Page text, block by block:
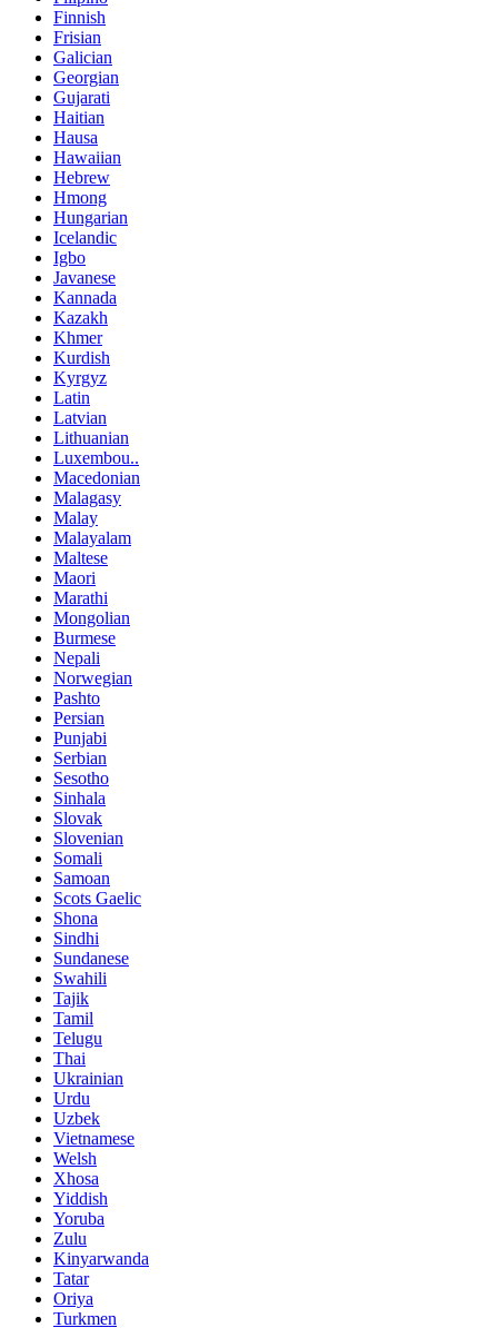
Finnish
Frisian
Galician
Georgian
Gujarati
Haitian
Hausa
Hawaiian
Hebrew
Hmong
Hungarian
Icelandic
Igbo
Javanese
Kannada
Kazakh
Khmer
Kurdish
Kyrgyz
Latin
Latvian
Lithuanian
Luxembou..
Macedonian
Malagasy
Malay
Malayalam
Maltese
Maori
Marathi
Mongolian
Burmese
Nepali
Norwegian
Pashto
Persian
Punjabi
Serbian
Sesotho
Sinhala
Slovak
Slovenian
Somali
Samoan
Scots Gaelic
Shona
Sindhi
Sundanese
Swahili
Tajik
Tamil
Telugu
Thai
Ukrainian
Urdu
Uzbek
Vietnamese
Welsh
Xhosa
Yiddish
Yoruba
Zulu
Kinyarwanda
Tatar
Oriya
Turkmen